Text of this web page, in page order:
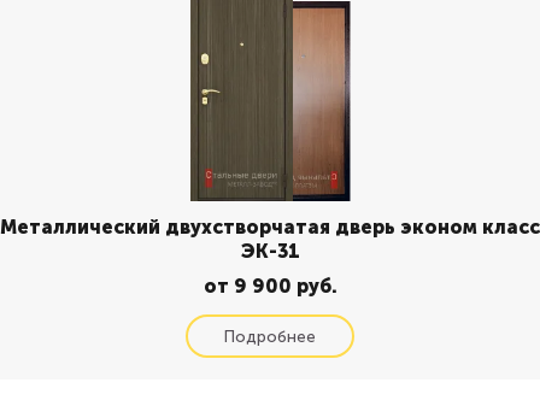
Металлический двухстворчатая дверь эконом класс
ЭК-31
от 9 900 руб.